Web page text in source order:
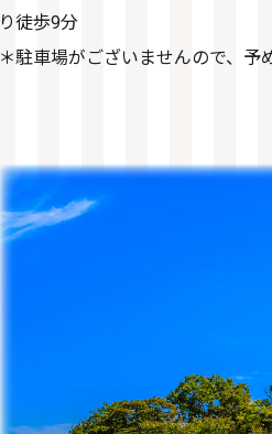
り徒歩9分
＊駐車場がございませんので、予